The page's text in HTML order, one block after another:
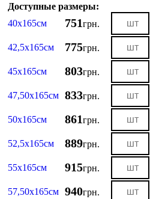
Доступные размеры:
40х165см
751грн.
42,5х165см 775грн.
45х165см 803грн.
47,50х165см 833грн.
50х165см 861грн.
52,5х165см 889грн.
55х165см 915грн.
57,50х165см 940грн.